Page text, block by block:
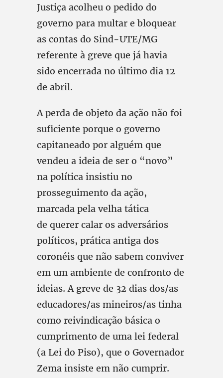
Justiça acolheu o pedido do
governo para multar e bloquear
as contas do Sind-UTE/MG
referente à greve que já havia
sido encerrada no último dia 12
de abril.
A perda de objeto da ação não foi
suficiente porque o governo
capitaneado por alguém que
vendeu a ideia de ser o “novo”
na política insistiu no
prosseguimento da ação,
marcada pela velha tática
de querer calar os adversários
políticos, prática antiga dos
coronéis que não sabem conviver
em um ambiente de confronto de
ideias. A greve de 32 dias dos/as
educadores/as mineiros/as tinha
como reivindicação básica o
cumprimento de uma lei federal
(a Lei do Piso), que o Governador
Zema insiste em não cumprir.